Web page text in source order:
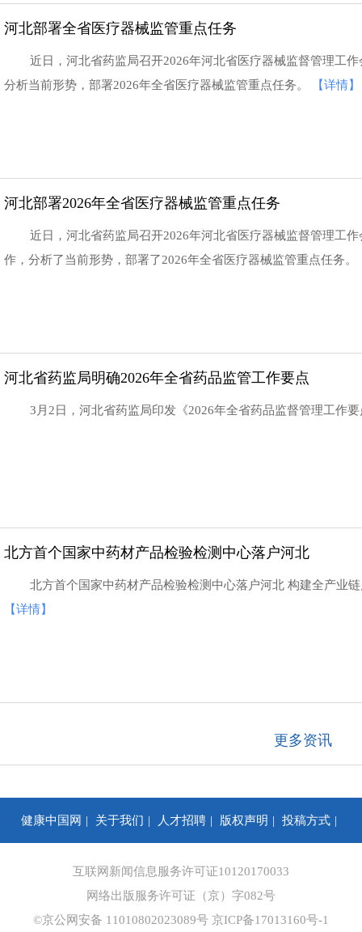
河北部署全省医疗器械监管重点任务
近日，河北省药监局召开2026年河北省医疗器械监督管理工
分析当前形势，部署2026年全省医疗器械监管重点任务。
【详情】
河北部署2026年全省医疗器械监管重点任务
近日，河北省药监局召开2026年河北省医疗器械监督管理工
作，分析了当前形势，部署了2026年全省医疗器械监管重点任务。
河北省药监局明确2026年全省药品监管工作要点
3月2日，河北省药监局印发《2026年全省药品监督管理工作
北方首个国家中药材产品检验检测中心落户河北
北方首个国家中药材产品检验检测中心落户河北 构建全产业
【详情】
更多资讯
健康中国网 关于我们 人才招聘 版权声明 投稿方式
你问我答 合作咨询 信息保护 网站地图
互联网新闻信息服务许可证10120170033
网络出版服务许可证（京）字082号
©京公网安备 11010802023089号 京ICP备17013160号-1